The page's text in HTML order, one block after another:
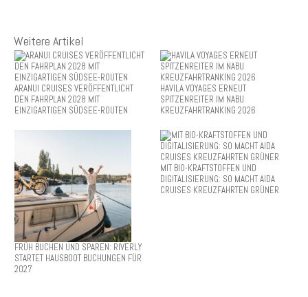
Weitere Artikel
ARANUI CRUISES VERÖFFENTLICHT
DEN FAHRPLAN 2028 MIT
EINZIGARTIGEN SÜDSEE-ROUTEN
HAVILA VOYAGES ERNEUT
SPITZENREITER IM NABU
KREUZFAHRTRANKING 2026
FRÜH BUCHEN UND SPAREN: RIVERLY
STARTET HAUSBOOT BUCHUNGEN FÜR
2027
MIT BIO-KRAFTSTOFFEN UND
DIGITALISIERUNG: SO MACHT AIDA
CRUISES KREUZFAHRTEN GRÜNER